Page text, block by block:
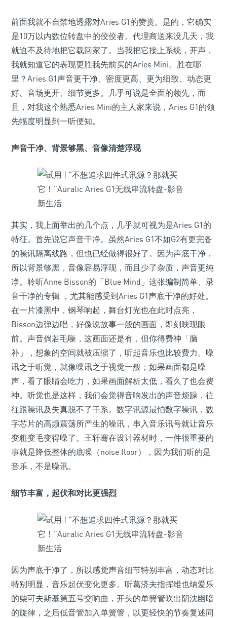
前面我就不自禁地透露对Aries G1的赞赏。是的，它确实
是10万以内数位转盘中的佼佼者。代理商送来没几天，我
就迫不及待地把它载回家了。当我把它接上系统，开声，
我就知道它的表现更胜我先前买的Aries Mini。胜在哪
里？Aries G1声音更干净、密度更高、更为细致、动态更
好、音场更开、细节更多。几乎可说是全面的领先，而
且，对我这个熟悉Aries Mini的主人家来说，Aries G1的领
先幅度明显到一听便知。
声音干净、背景够黑、音像清楚浮现
其实，我上面举出的几个点，几乎就可视为是Aries G1的
特征。首先说它声音干净。虽然Aries G1不如G2有更完备
的噪讯隔离线路，但也已经做得很好了。因为声底干净，
所以背景够黑，音像容易浮现，而且少了杂质，声音更纯
净。聆听Anne Bisson的「Blue Mind」这张编制简单、录
音干净的专辑 ，尤其能感受到Aries G1声底干净的好处。
在一片漆黑中，钢琴响起，舞台灯光也在此时点亮，
Bisson边弹边唱，好像说故事一般的画面，即刻映现眼
前。声音倘若毛噪，这画面还是有，但你得费神「脑
补」，想象的空间就被压缩了，听起音乐也比较费力。噪
讯之于听觉，就像噪讯之于视觉一般；如果画面都是噪
声，看了眼睛会吃力，如果画面解析太低，看久了也会费
神。听觉也是这样，我们会觉得音响发出的声音烦躁，往
往跟噪讯及失真脱不了干系。数字讯源最怕数字噪讯，数
字芯片的高频震荡所产生的噪讯，串入音乐讯号就让音乐
变粗变毛变得噪了。王轩骞在设计器材时，一件很重要的
事就是降低整体的底噪（noise floor），因为我们听的是
音乐，不是噪讯。
细节丰富，起伏和对比更强烈
因为声底干净了，所以感觉声音细节特别丰富，动态对比
特别明显，音乐起伏变化更多。听葛济夫指挥维也纳爱乐
的柴可夫斯基第五号交响曲，开头的单簧管吹出阴沈幽暗
的旋律，之后低音管加入单簧管，以更轻快的节奏复述同